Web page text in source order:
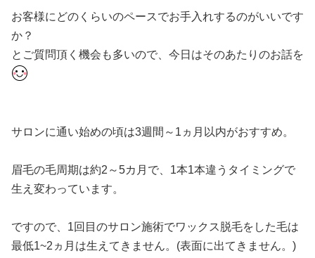
お客様にどのくらいのペースでお手入れするのがいいです
か？
とご質問頂く機会も多いので、今日はそのあたりのお話を
サロンに通い始めの頃は3週間～1ヵ月以内がおすすめ。
眉毛の毛周期は約2～5カ月で、1本1本違うタイミングで
生え変わっています。
ですので、1回目のサロン施術でワックス脱毛をした毛は
最低1~2ヵ月は生えてきません。(表面に出てきません。)